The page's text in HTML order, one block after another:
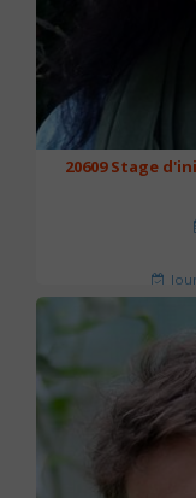
20609 Stage